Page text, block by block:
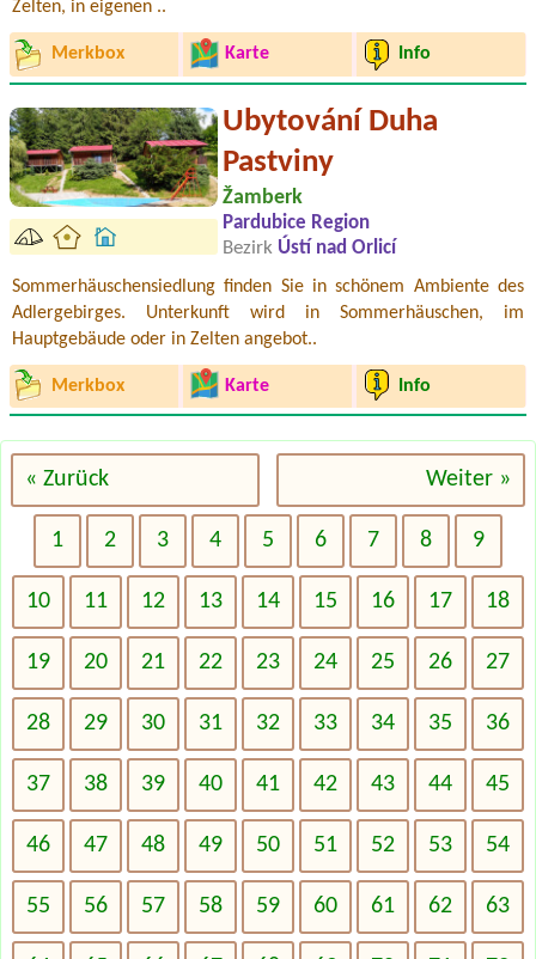
Zelten, in eigenen ..
Merkbox Karte Info
Ubytování Duha
Pastviny
Žamberk
Pardubice Region
Bezirk Ústí nad Orlicí
Sommerhäuschensiedlung finden Sie in schönem Ambiente des
Adlergebirges. Unterkunft wird in Sommerhäuschen, im
Hauptgebäude oder in Zelten angebot..
Merkbox Karte Info
« Zurück Weiter »
1 2 3 4 5 6 7 8 9
10 11 12 13 14 15 16 17 18
19 20 21 22 23 24 25 26 27
28 29 30 31 32 33 34 35 36
37 38 39 40 41 42 43 44 45
46 47 48 49 50 51 52 53 54
55 56 57 58 59 60 61 62 63